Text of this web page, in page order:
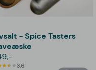
- Spice Tasters
3,6